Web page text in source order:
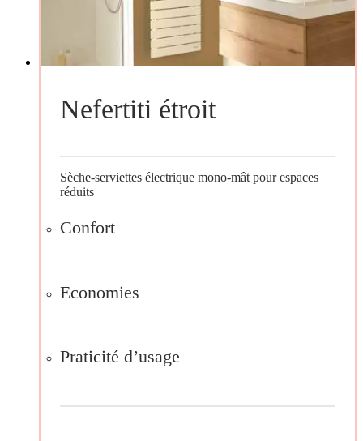
Nefertiti étroit
Sèche-serviettes électrique mono-mât pour espaces
réduits
Confort
Economies
Praticité d’usage